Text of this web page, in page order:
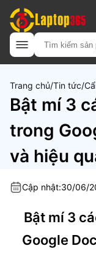
Trang chủ Tin tức
Bật mí 3
trong
và hiệu
Cập nhật:30/06/
Bật mí 3
Google